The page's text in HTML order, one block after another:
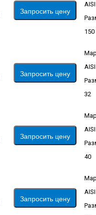
Запросить цену
150
Запросить цену
32
Запросить цену
40
Запросить цену